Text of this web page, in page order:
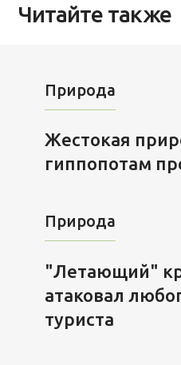
Читайте также
Природа
Жестокая
гиппопотам
Природа
"Летающий"
атаковал
туриста